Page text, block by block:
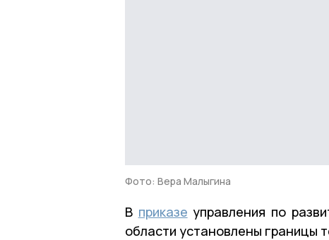
Фото: Вера Малыгина
В приказе управления по
области установлены границы